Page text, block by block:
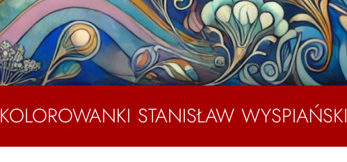
KOLOROWANKI STANISŁAW WYSPIAŃSKI